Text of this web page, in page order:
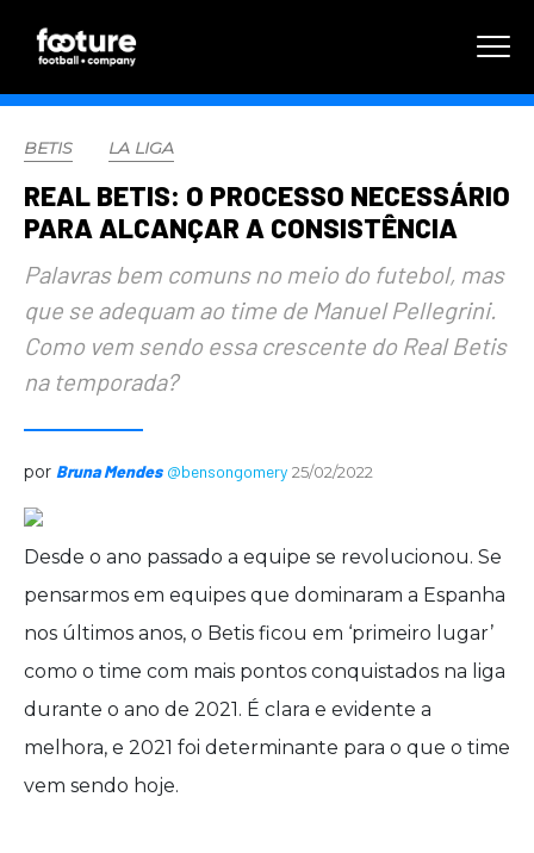
BETIS LA LIGA
REAL BETIS: O PROCESSO NECESSÁRIO
PARA ALCANÇAR A CONSISTÊNCIA
Palavras bem comuns no meio do futebol, mas
que se adequam ao time de Manuel Pellegrini.
Como vem sendo essa crescente do Real Betis
na temporada?
por Bruna Mendes @bensongomery 25/02/2022
Desde o ano passado a equipe se revolucionou. Se
pensarmos em equipes que dominaram a Espanha
nos últimos anos, o Betis ficou em ‘primeiro lugar’
como o time com mais pontos conquistados na liga
durante o ano de 2021. É clara e evidente a
melhora, e 2021 foi determinante para o que o time
vem sendo hoje.